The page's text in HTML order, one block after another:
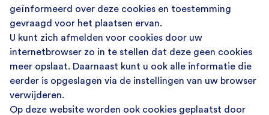
geïnformeerd over deze cookies en toestemming
gevraagd voor het plaatsen ervan.
U kunt zich afmelden voor cookies door uw
internetbrowser zo in te stellen dat deze geen cookies
meer opslaat. Daarnaast kunt u ook alle informatie die
eerder is opgeslagen via de instellingen van uw browser
verwijderen.
Op deze website worden ook cookies geplaatst door